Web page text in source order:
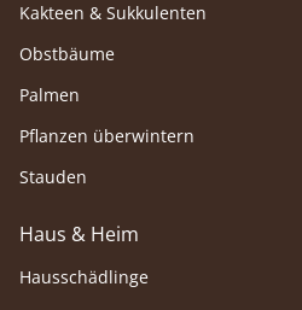
Kakteen & Sukkulenten
Obstbäume
Palmen
Pflanzen überwintern
Stauden
Haus & Heim
Hausschädlinge